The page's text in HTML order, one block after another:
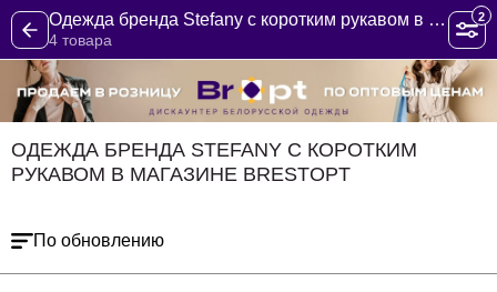
Одежда бренда Stefany с коротким рукавом в магазине BrestOpt
4 товара
2
ОДЕЖДА БРЕНДА STEFANY С КОРОТКИМ
РУКАВОМ В МАГАЗИНЕ BRESTOPT
По обновлению